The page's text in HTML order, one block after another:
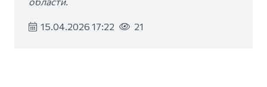
15.04.2026 17:22 21